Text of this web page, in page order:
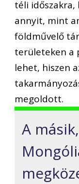
téli időszakra,
annyit, mint
földművelő
területeken a
lehet, hiszen
megoldott.
A